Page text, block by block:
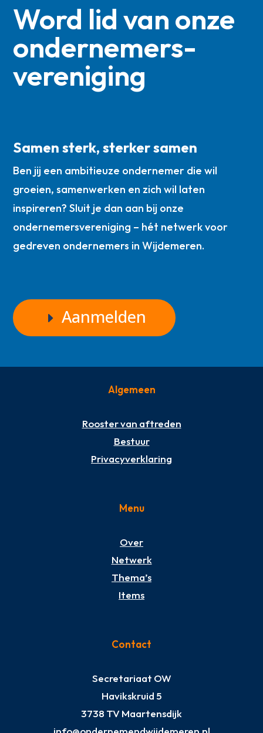
Word lid van onze
ondernemers­
vereniging
Samen sterk, sterker samen
Ben jij een ambitieuze ondernemer die wil
groeien, samenwerken en zich wil laten
inspireren? Sluit je dan aan bij onze
ondernemersvereniging – hét netwerk voor
gedreven ondernemers in Wijdemeren.
Aanmelden
Algemeen
Rooster van aftreden
Bestuur
Privacyverklaring
Menu
Over
Netwerk
Thema’s
Items
Contact
Secretariaat OW
Havikskruid 5
3738 TV Maartensdijk